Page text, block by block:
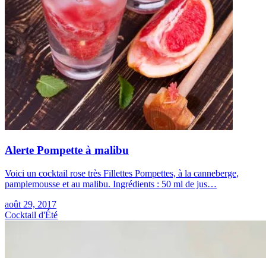
Alerte Pompette à malibu
Voici un cocktail rose très Fillettes Pompettes, à la canneberge,
pamplemousse et au malibu. Ingrédients : 50 ml de jus…
août 29, 2017
Cocktail d'Été